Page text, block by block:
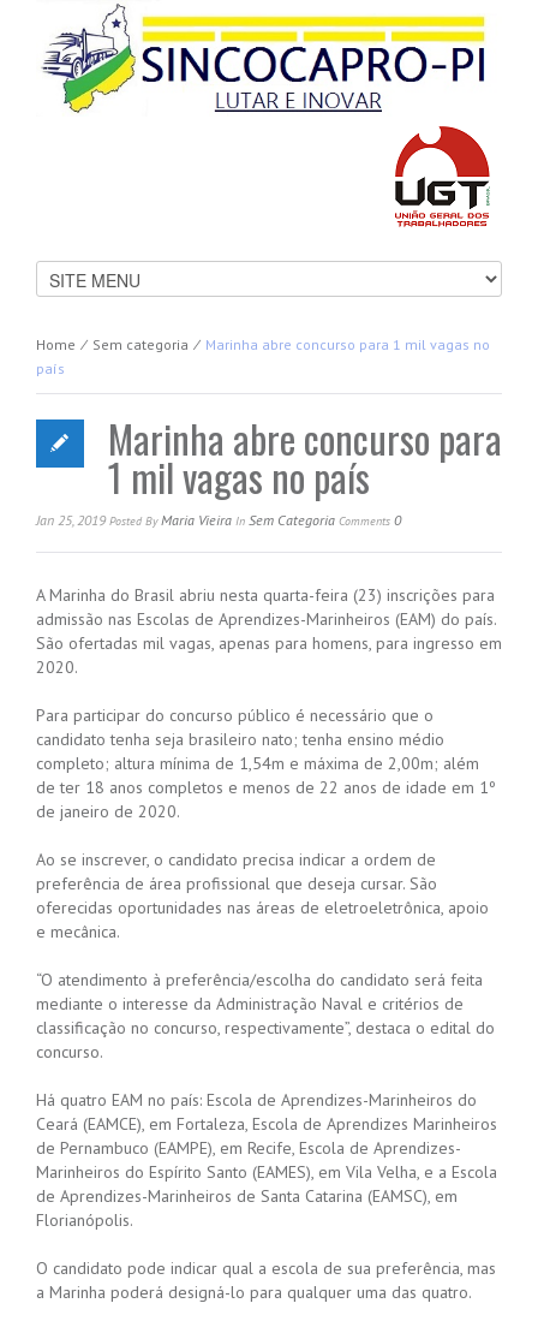
Home ⁄ Sem categoria ⁄ Marinha abre concurso para 1 mil vagas no
país
Marinha abre concurso para
1 mil vagas no país
Jan 25, 2019Posted ByMaria Vieira In Sem Categoria Comments 0
A Marinha do Brasil abriu nesta quarta-feira (23) inscrições para
admissão nas Escolas de Aprendizes-Marinheiros (EAM) do país.
São ofertadas mil vagas, apenas para homens, para ingresso em
2020.
Para participar do concurso público é necessário que o
candidato tenha seja brasileiro nato; tenha ensino médio
completo; altura mínima de 1,54m e máxima de 2,00m; além
de ter 18 anos completos e menos de 22 anos de idade em 1º
de janeiro de 2020.
Ao se inscrever, o candidato precisa indicar a ordem de
preferência de área profissional que deseja cursar. São
oferecidas oportunidades nas áreas de eletroeletrônica, apoio
e mecânica.
“O atendimento à preferência/escolha do candidato será feita
mediante o interesse da Administração Naval e critérios de
classificação no concurso, respectivamente”, destaca o edital do
concurso.
Há quatro EAM no país: Escola de Aprendizes-Marinheiros do
Ceará (EAMCE), em Fortaleza, Escola de Aprendizes Marinheiros
de Pernambuco (EAMPE), em Recife, Escola de Aprendizes-
Marinheiros do Espírito Santo (EAMES), em Vila Velha, e a Escola
de Aprendizes-Marinheiros de Santa Catarina (EAMSC), em
Florianópolis.
O candidato pode indicar qual a escola de sua preferência, mas
a Marinha poderá designá-lo para qualquer uma das quatro.